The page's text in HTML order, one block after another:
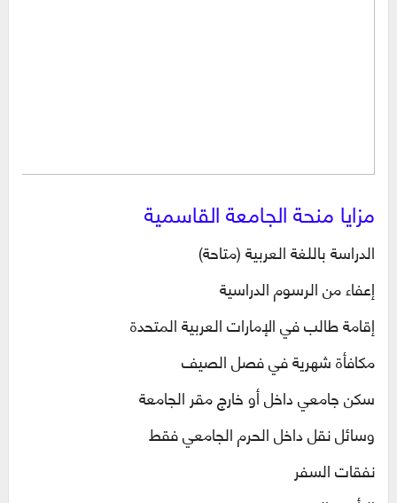
مزايا منحة الجامعة القاسمية
الدراسة باللغة العربية (متاحة)
إعفاء من الرسوم الدراسية
إقامة طالب في الإمارات العربية المتحدة
مكافأة شهرية في فصل الصيف
سكن جامعي داخل أو خارج مقر الجامعة
وسائل نقل داخل الحرم الجامعي فقط
نفقات السفر